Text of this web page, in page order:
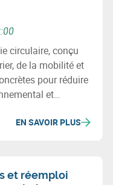
circulaire, conçu
de la mobilité et
pour réduire
et
EN SAVOIR PLUS
et réemploi